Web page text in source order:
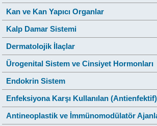
Kan ve Kan Yapıcı Organlar
Kalp Damar Sistemi
Dermatolojik İlaçlar
Ürogenital Sistem ve Cinsiyet Hormonları
Endokrin Sistem
Enfeksiyona Karşı Kullanılan
Antineoplastik ve İmmünomodülatör